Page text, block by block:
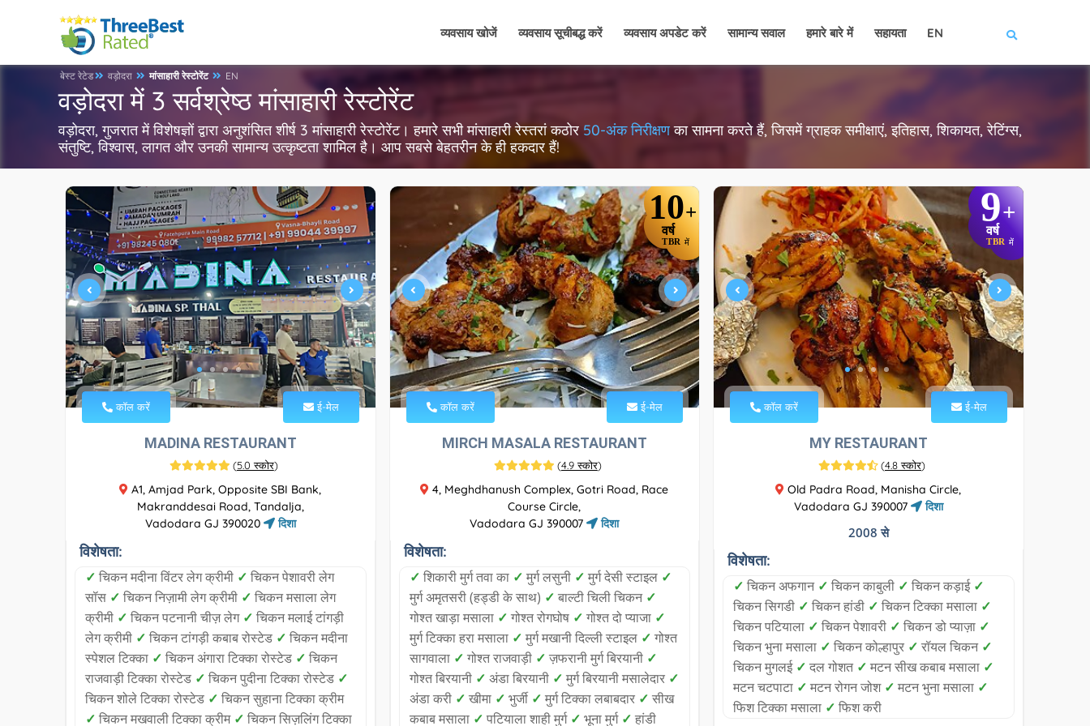
व्यवसाय खोजें व्यवसाय सूचीबद्ध करें व्यवसाय अपडेट करें सामान्य सवाल हमारे बारे में सहायता EN
बेस्ट रेटेड वड़ोदरा मांसाहारी रेस्टोरेंट EN
वड़ोदरा में 3 सर्वश्रेष्ठ मांसाहारी रेस्टोरेंट
वड़ोदरा, गुजरात में विशेषज्ञों द्वारा अनुशंसित शीर्ष 3 मांसाहारी रेस्टोरेंट। हमारे सभी मांसाहारी रेस्तरां कठोर 50-अंक निरीक्षणका सामना करते हैं, जिसमें ग्राहक समीक्षाएं, इतिहास, शिकायत, रेटिंग्स,
संतुष्टि, विश्वास, लागत और उनकी सामान्य उत्कृष्टता शामिल है। आप सबसे बेहतरीन के ही हकदार हैं!
कॉल करें ई-मेल
MADINA RESTAURANT
(5.0 स्कोर)
A1, Amjad Park, Opposite SBI Bank,
Makranddesai Road, Tandalja,
Vadodara GJ 390020
दिशा
विशेषता:
✓ चिकन मदीना विंटर लेग क्रीमी ✓ चिकन पेशावरी लेग
सॉस ✓ चिकन निज़ामी लेग क्रीमी ✓ चिकन मसाला लेग
क्रीमी ✓ चिकन पटनानी चीज़ लेग ✓ चिकन मलाई टांगड़ी
लेग क्रीमी ✓ चिकन टांगड़ी कबाब रोस्टेड ✓ चिकन मदीना
स्पेशल टिक्का ✓ चिकन अंगारा टिक्का रोस्टेड ✓ चिकन
राजवाड़ी टिक्का रोस्टेड ✓ चिकन पुदीना टिक्का रोस्टेड ✓
चिकन शोले टिक्का रोस्टेड ✓ चिकन सुहाना टिक्का क्रीम
✓ चिकन मखवाली टिक्का क्रीम ✓ चिकन सिज़लिंग टिक्का
10+
वर्ष
TBR में
कॉल करें ई-मेल
MIRCH MASALA RESTAURANT
(4.9 स्कोर)
4, Meghdhanush Complex, Gotri Road, Race
Course Circle,
Vadodara GJ 390007
दिशा
विशेषता:
✓ शिकारी मुर्ग तवा का ✓ मुर्ग लसुनी ✓ मुर्ग देसी स्टाइल ✓
मुर्ग अमृतसरी (हड्डी के साथ) ✓ बाल्टी चिली चिकन ✓
गोश्त खाड़ा मसाला ✓ गोश्त रोगघोष ✓ गोश्त दो प्याजा ✓
मुर्ग टिक्का हरा मसाला ✓ मुर्ग मखानी दिल्ली स्टाइल ✓ गोश्त
सागवाला ✓ गोश्त राजवाड़ी ✓ ज़फरानी मुर्ग बिरयानी ✓
गोश्त बिरयानी ✓ अंडा बिरयानी ✓ मुर्ग बिरयानी मसालेदार ✓
अंडा करी ✓ खीमा ✓ भुर्जी ✓ मुर्ग टिक्का लबाबदार ✓ सीख
कबाब मसाला ✓ पटियाला शाही मुर्ग ✓ भूना मुर्ग ✓ हांडी
9+
वर्ष
TBR में
कॉल करें ई-मेल
MY RESTAURANT
(4.8 स्कोर)
Old Padra Road, Manisha Circle,
Vadodara GJ 390007
दिशा
2008 से
विशेषता:
✓ चिकन अफगान ✓ चिकन काबुली ✓ चिकन कड़ाई ✓
चिकन सिगडी ✓ चिकन हांडी ✓ चिकन टिक्का मसाला ✓
चिकन पटियाला ✓ चिकन पेशावरी ✓ चिकन डो प्याज़ा ✓
चिकन भुना मसाला ✓ चिकन कोल्हापुर ✓ रॉयल चिकन ✓
चिकन मुगलई ✓ दल गोशत ✓ मटन सीख कबाब मसाला ✓
मटन चटपाटा ✓ मटन रोगन जोश ✓ मटन भुना मसाला ✓
फिश टिक्का मसाला ✓ फिश करी